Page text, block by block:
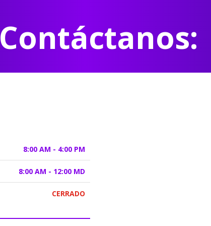
Contáctanos:
8:00 AM - 4:00 PM
8:00 AM - 12:00 MD
CERRADO